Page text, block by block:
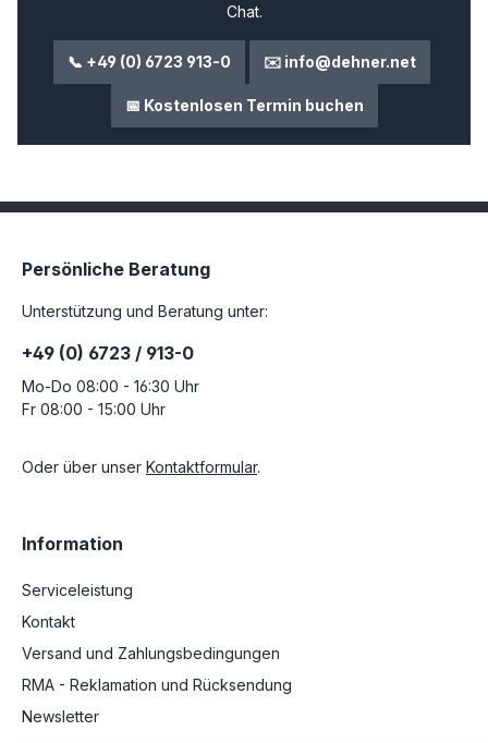
Chat.
📞 +49 (0) 6723 913-0 ✉️ info@dehner.net
📅 Kostenlosen Termin buchen
Persönliche Beratung
Unterstützung und Beratung unter:
+49 (0) 6723 / 913-0
Mo-Do 08:00 - 16:30 Uhr
Fr 08:00 - 15:00 Uhr
Oder über unser Kontaktformular.
Information
Serviceleistung
Kontakt
Versand und Zahlungsbedingungen
RMA - Reklamation und Rücksendung
Newsletter